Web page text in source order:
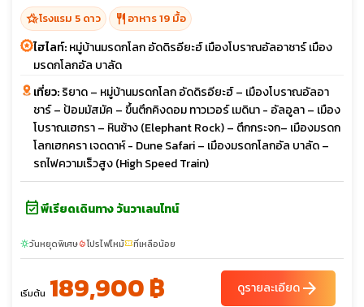
hotel_classโรงแรม 5 ดาว restaurant อาหาร 19 มื้อ
ไฮไลท์:หมู่บ้านมรดกโลก อัดดิรอียะฮ์ เมืองโบราณอัลอาชาร์ เมือง
มรดกโลกอัล บาลัด
เที่ยว:ริยาด – หมู่บ้านมรดกโลก อัดดิรอียะฮ์ – เมืองโบราณอัลอา
ชาร์ – ป้อมมัสมัค – ขึ้นตึกคิงดอม ทาวเวอร์ เมดินา - อัลอูลา – เมือง
โบราณเฮกรา – หินช้าง (Elephant Rock) – ตึกกระจก– เมืองมรดก
โลกเฮกครา เจดดาห์ - Dune Safari – เมืองมรดกโลกอัล บาลัด –
รถไฟความเร็วสูง (High Speed Train)
event_availableพีเรียดเดินทาง วันวาเลนไทน์
sunnyวันหยุดพิเศษlocal_fire_departmentโปรไฟไหม้confirmation_numberที่เหลือน้อย
เริ่มต้น 189,900 ฿ ดูรายละเอียดarrow_forward